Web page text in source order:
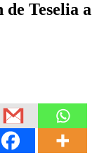
Teselia a